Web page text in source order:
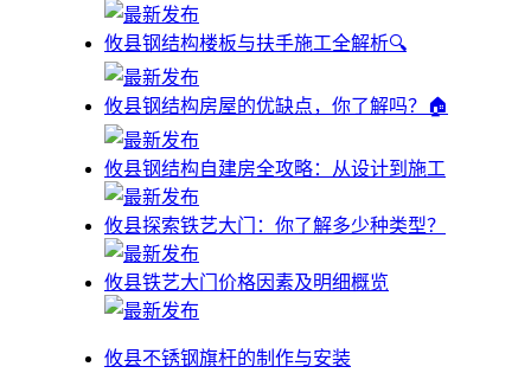
攸县钢结构楼板与扶手施工全解析🔍
攸县钢结构房屋的优缺点，你了解吗？🏠
攸县钢结构自建房全攻略：从设计到施工
攸县探索铁艺大门：你了解多少种类型？
攸县铁艺大门价格因素及明细概览
攸县不锈钢旗杆的制作与安装